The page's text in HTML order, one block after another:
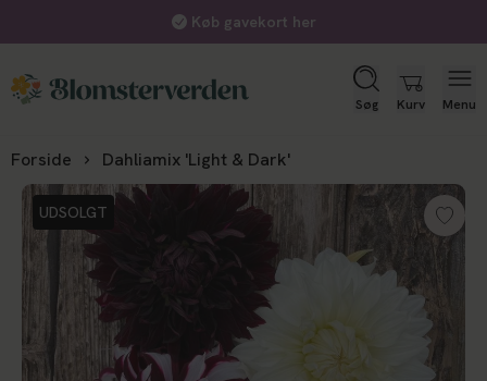
Køb gavekort her
Søg Kurv Menu
Forside Dahliamix 'Light & Dark'
UDSOLGT